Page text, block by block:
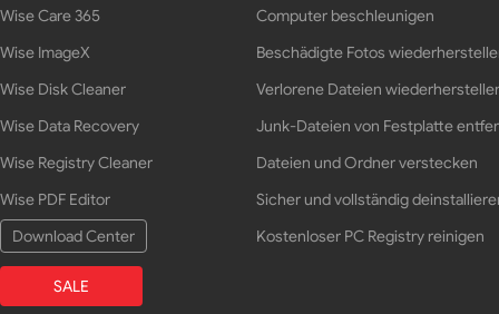
Wise Care 365
Wise ImageX
Wise Disk Cleaner
Wise Data Recovery
Wise Registry Cleaner
Wise PDF Editor
Download Center
SALE
Computer beschleunigen
Beschädigte Fotos
Verlorene Dateien
Junk-Dateien von Festplatte
Dateien und Ordner verstecken
Sicher und vollständig
Kostenloser PC Registry reinigen